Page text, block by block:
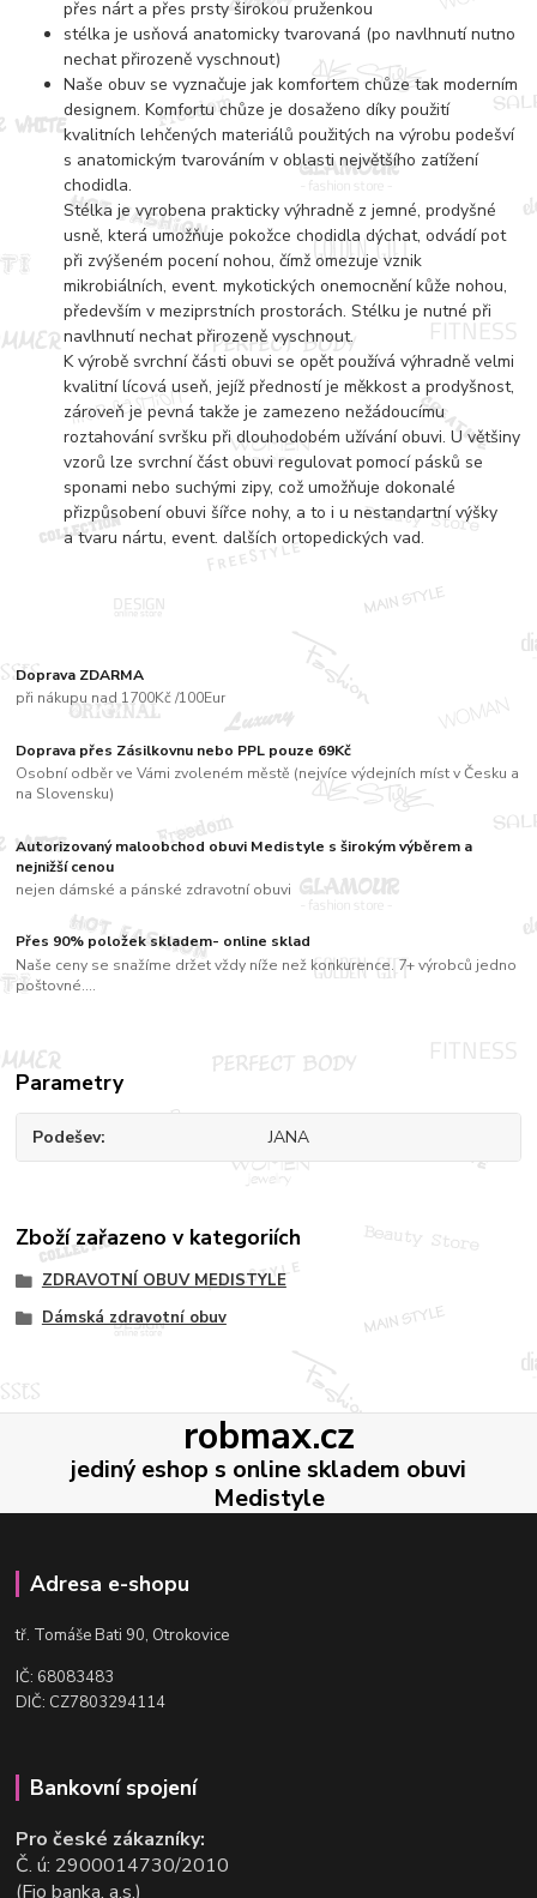
Doprava ZDARMA
při nákupu nad 1700Kč /100Eur
Doprava přes Zásilkovnu nebo PPL pouze 69Kč
Osobní odběr ve Vámi zvoleném městě (nejvíce výdejních míst v Česku a
na Slovensku)
Autorizovaný maloobchod obuvi Medistyle s širokým výběrem a
nejnižší cenou
nejen dámské a pánské zdravotní obuvi
Přes 90% položek skladem- online sklad
Naše ceny se snažíme držet vždy níže než konkurence. 7+ výrobců jedno
poštovné....
přes nárt a přes prsty širokou pruženkou
stélka je usňová anatomicky tvarovaná (po navlhnutí nutno
nechat přirozeně vyschnout)
Naše obuv se vyznačuje jak komfortem chůze tak moderním
designem. Komfortu chůze je dosaženo díky použití
kvalitních lehčených materiálů použitých na výrobu podešví
s anatomickým tvarováním v oblasti největšího zatížení
chodidla.
Stélka je vyrobena prakticky výhradně z jemné, prodyšné
usně, která umožňuje pokožce chodidla dýchat, odvádí pot
při zvýšeném pocení nohou, čímž omezuje vznik
mikrobiálních, event. mykotických onemocnění kůže nohou,
především v meziprstních prostorách. Stélku je nutné při
navlhnutí nechat přirozeně vyschnout.
K výrobě svrchní části obuvi se opět používá výhradně velmi
kvalitní lícová useň, jejíž předností je měkkost a prodyšnost,
zároveň je pevná takže je zamezeno nežádoucímu
roztahování svršku při dlouhodobém užívání obuvi. U většiny
vzorů lze svrchní část obuvi regulovat pomocí pásků se
sponami nebo suchými zipy, což umožňuje dokonalé
přizpůsobení obuvi šířce nohy, a to i u nestandartní výšky
a tvaru nártu, event. dalších ortopedických vad.
Parametry
Podešev JANA
Zboží zařazeno v kategoriích
ZDRAVOTNÍ OBUV MEDISTYLE
Dámská zdravotní obuv
robmax.cz
jediný eshop s online skladem obuvi
Medistyle
Adresa e-shopu
tř. Tomáše Bati 90, Otrokovice
IČ: 68083483
DIČ: CZ7803294114
Bankovní spojení
Pro české zákazníky:
Č. ú: 2900014730/2010
(Fio banka, a.s.)